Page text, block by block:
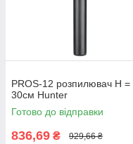
PROS-12 розпилювач Н =
30см Hunter
Готово до відправки
836,69 ₴ 929,66 ₴